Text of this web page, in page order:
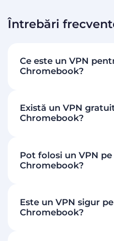
Întrebări
Ce este un VPN
Chromebook?
Există un VPN
Chromebook?
Pot folosi un VPN pe
Chromebook?
Este un VPN sigur
Chromebook?